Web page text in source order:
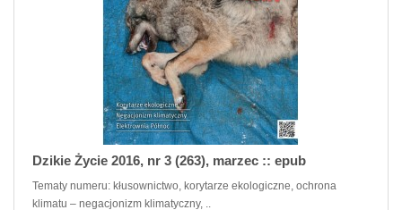
Dzikie Życie 2016, nr 3 (263), marzec :: epub
Tematy numeru: kłusownictwo, korytarze ekologiczne, ochrona
klimatu – negacjonizm klimatyczny, ..